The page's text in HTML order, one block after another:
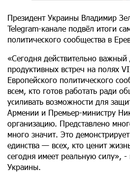
Президент Украины Владимир
Telegram-канале подвёл итоги
политического сообщества в
«Сегодня действительно
продуктивных встреч на полях
Европейского политического
всем, кто готов работать ради
усиливать возможности для
Армении и Премьер-министру
организацию. Представлено
много значит. Это
единства — всех, кто ценит
сегодня имеет реальную силу», -
Украины.